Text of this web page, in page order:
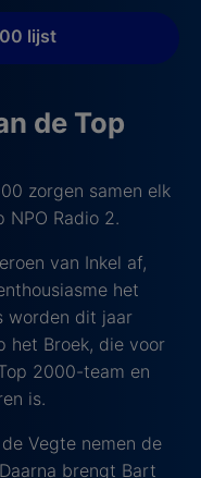
lijst
de Top
zorgen samen elk
NPO Radio 2.
van Inkel af,
het
worden dit jaar
het Broek, die voor
2000-team en
is.
Vegte nemen de
brengt Bart